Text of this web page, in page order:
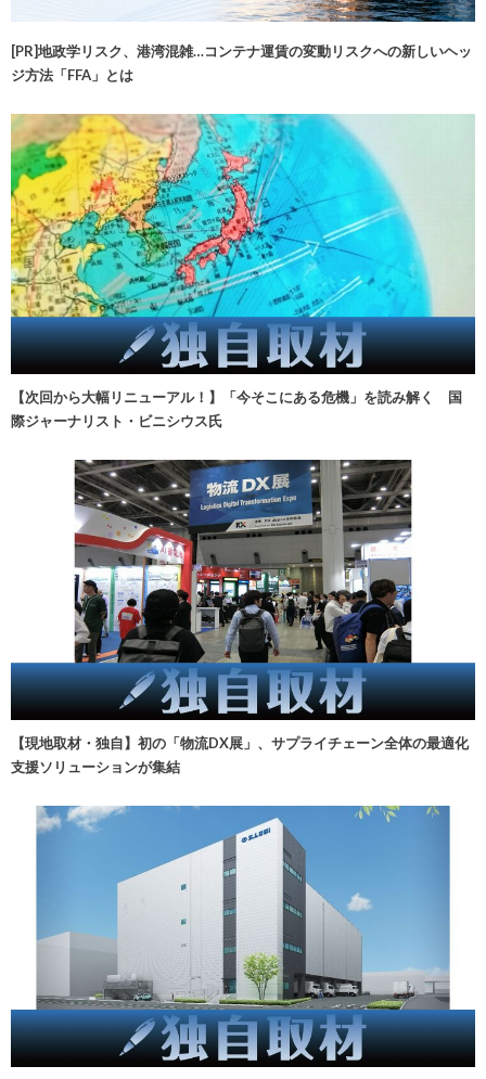
[PR]地政学リスク、港湾混雑…コンテナ運賃の変動リスクへの新しいヘッ
ジ方法「FFA」とは
【次回から大幅リニューアル！】「今そこにある危機」を読み解く 国
際ジャーナリスト・ビニシウス氏
【現地取材・独自】初の「物流DX展」、サプライチェーン全体の最適化
支援ソリューションが集結